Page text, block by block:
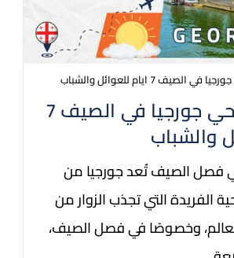
7 ايام للعوائل والشباب
برنامج سياحي جورجيا في الصيف 7
والشباب
فصل الصيف تُعد جورجيا من
الفريدة التي تجذب الزوار من
وخصوصًا في فصل الصيف،